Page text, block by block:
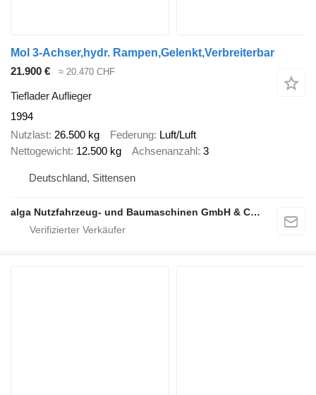
Mol 3-Achser,hydr. Rampen,Gelenkt,Verbreiterbar
21.900 €
≈ 20.470 CHF
Tieflader Auflieger
1994
Nutzlast 26.500 kg Federung Luft/Luft
Nettogewicht 12.500 kg Achsenanzahl 3
Deutschland, Sittensen
alga Nutzfahrzeug- und Baumaschinen GmbH & Co. KG